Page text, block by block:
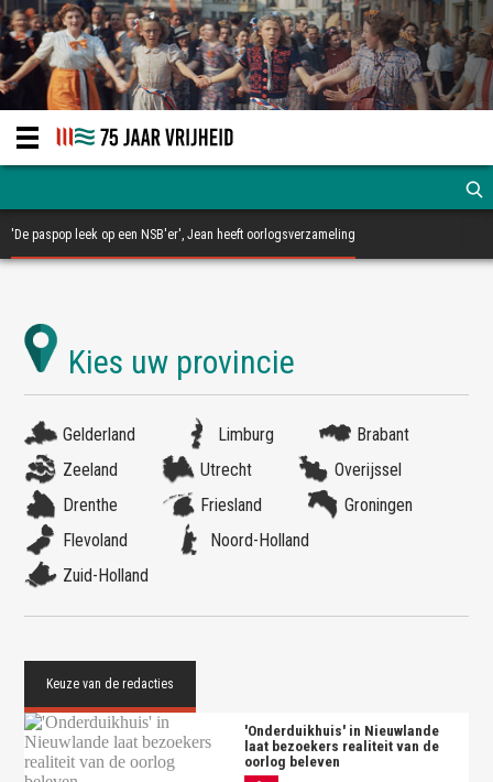
'De paspop leek op een NSB'er', Jean heeft oorlogsverzameling
Gelderland Limburg
Brabant
Zeeland
Utrecht
Overijssel
Drenthe
Friesland
Groningen
Flevoland
Noord-Holland
Zuid-Holland
'Onderduikhuis' in Nieuwlande
laat bezoekers realiteit van de
oorlog beleven